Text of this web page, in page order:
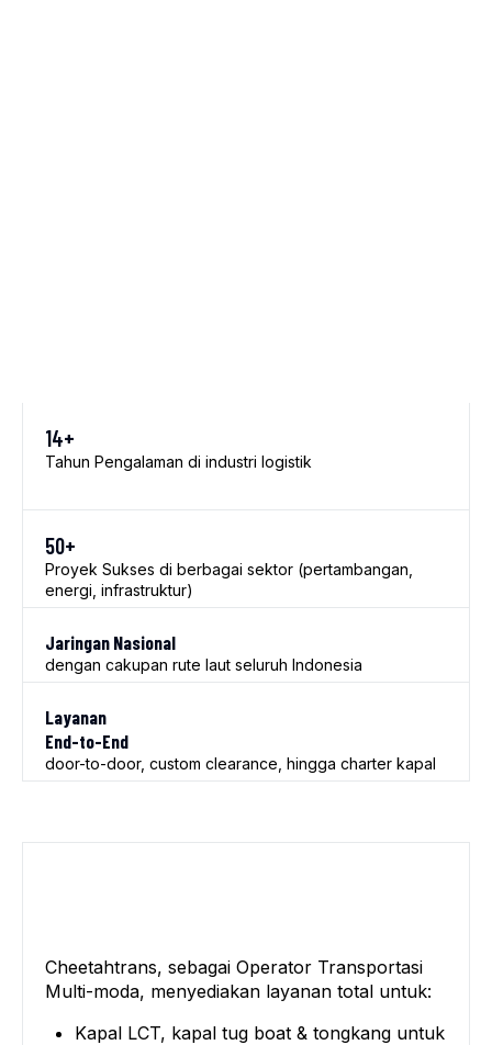
14+
Tahun Pengalaman di industri logistik
50+
Proyek Sukses di berbagai sektor (pertambangan,
energi, infrastruktur)
Jaringan Nasional
dengan cakupan rute laut seluruh Indonesia
Layanan
End-to-End
door-to-door, custom clearance, hingga charter kapal
Cheetahtrans, sebagai Operator Transportasi
Multi-moda, menyediakan layanan total untuk:
Kapal LCT, kapal tug boat & tongkang untuk